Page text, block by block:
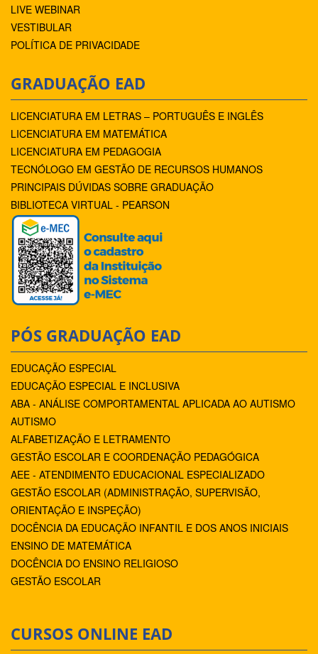
LIVE WEBINAR
VESTIBULAR
POLÍTICA DE PRIVACIDADE
GRADUAÇÃO EAD
LICENCIATURA EM LETRAS – PORTUGUÊS E INGLÊS
LICENCIATURA EM MATEMÁTICA
LICENCIATURA EM PEDAGOGIA
TECNÓLOGO EM GESTÃO DE RECURSOS HUMANOS
PRINCIPAIS DÚVIDAS SOBRE GRADUAÇÃO
BIBLIOTECA VIRTUAL - PEARSON
PÓS GRADUAÇÃO EAD
EDUCAÇÃO ESPECIAL
EDUCAÇÃO ESPECIAL E INCLUSIVA
ABA - ANÁLISE COMPORTAMENTAL APLICADA AO AUTISMO
AUTISMO
ALFABETIZAÇÃO E LETRAMENTO
GESTÃO ESCOLAR E COORDENAÇÃO PEDAGÓGICA
AEE - ATENDIMENTO EDUCACIONAL ESPECIALIZADO
GESTÃO ESCOLAR (ADMINISTRAÇÃO, SUPERVISÃO,
ORIENTAÇÃO E INSPEÇÃO)
DOCÊNCIA DA EDUCAÇÃO INFANTIL E DOS ANOS INICIAIS
ENSINO DE MATEMÁTICA
DOCÊNCIA DO ENSINO RELIGIOSO
GESTÃO ESCOLAR
CURSOS ONLINE EAD